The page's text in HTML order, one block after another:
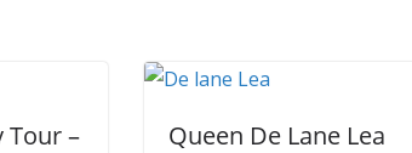
Tour –
Queen De Lane Lea